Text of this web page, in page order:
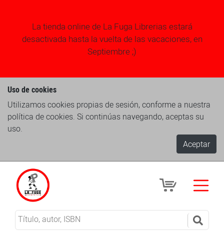
La tienda online de La Fuga Librerias estará
desactivada hasta la vuelta de las vacaciones, en
Septiembre ;)
Uso de cookies
Utilizamos cookies propias de sesión, conforme a nuestra
política de cookies. Si continúas navegando, aceptas su
uso.
Aceptar